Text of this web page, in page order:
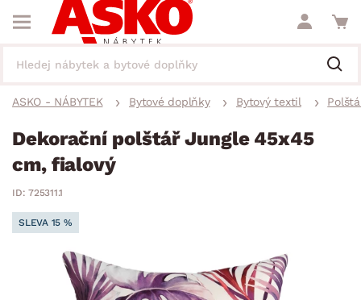
ASKO - NÁBYTEK Bytové doplňky Bytový textil
Dekorační polštář Jungle 45x45
cm, fialový
ID: 725311.1
SLEVA 15 %